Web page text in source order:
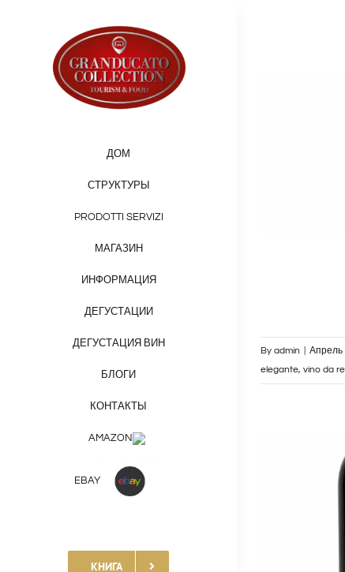
ДОМ
СТРУКТУРЫ
PRODOTTI SERVIZI
МАГАЗИН
ИНФОРМАЦИЯ
ДЕГУСТАЦИИ
ДЕГУСТАЦИЯ ВИН
БЛОГИ
КОНТАКТЫ
AMAZON
EBAY
КНИГА
By admin Апрель
elegante, vino da